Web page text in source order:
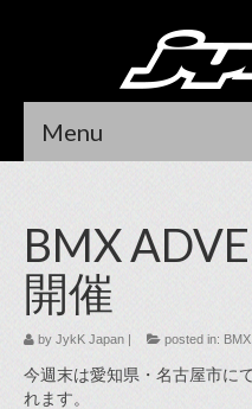
Menu
NEWS
RIDER
DEALER LOCATOR
CONTACT
BMX
開催
by JykK Japan | posted in: BMX
今週末は愛知県・名古屋市に
れます。